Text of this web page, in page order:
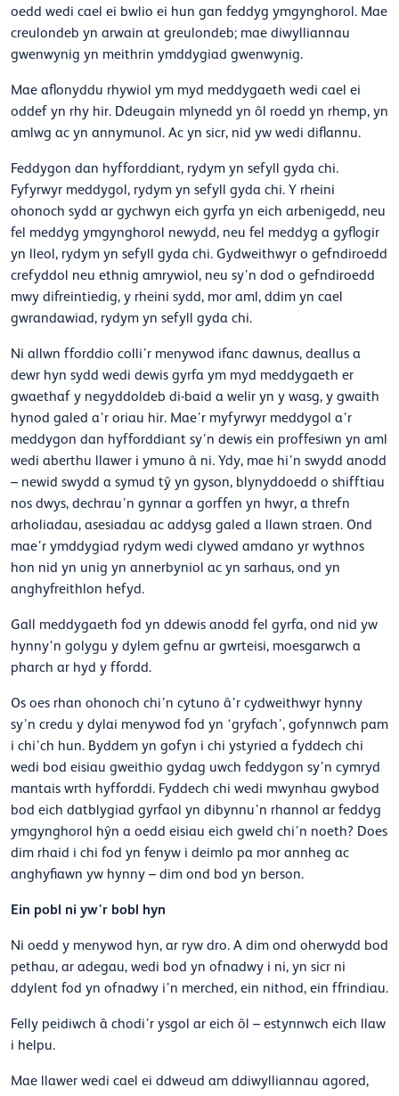
oedd wedi cael ei bwlio ei hun gan feddyg ymgynghorol. Mae
creulondeb yn arwain at greulondeb; mae diwylliannau
gwenwynig yn meithrin ymddygiad gwenwynig.
Mae aflonyddu rhywiol ym myd meddygaeth wedi cael ei
oddef yn rhy hir. Ddeugain mlynedd yn ôl roedd yn rhemp, yn
amlwg ac yn annymunol. Ac yn sicr, nid yw wedi diflannu.
Feddygon dan hyfforddiant, rydym yn sefyll gyda chi.
Fyfyrwyr meddygol, rydym yn sefyll gyda chi. Y rheini
ohonoch sydd ar gychwyn eich gyrfa yn eich arbenigedd, neu
fel meddyg ymgynghorol newydd, neu fel meddyg a gyflogir
yn lleol, rydym yn sefyll gyda chi. Gydweithwyr o gefndiroedd
crefyddol neu ethnig amrywiol, neu sy’n dod o gefndiroedd
mwy difreintiedig, y rheini sydd, mor aml, ddim yn cael
gwrandawiad, rydym yn sefyll gyda chi.
Ni allwn fforddio colli’r menywod ifanc dawnus, deallus a
dewr hyn sydd wedi dewis gyrfa ym myd meddygaeth er
gwaethaf y negyddoldeb di-baid a welir yn y wasg, y gwaith
hynod galed a’r oriau hir. Mae’r myfyrwyr meddygol a’r
meddygon dan hyfforddiant sy’n dewis ein proffesiwn yn aml
wedi aberthu llawer i ymuno â ni. Ydy, mae hi’n swydd anodd
– newid swydd a symud tŷ yn gyson, blynyddoedd o shifftiau
nos dwys, dechrau’n gynnar a gorffen yn hwyr, a threfn
arholiadau, asesiadau ac addysg galed a llawn straen. Ond
mae’r ymddygiad rydym wedi clywed amdano yr wythnos
hon nid yn unig yn annerbyniol ac yn sarhaus, ond yn
anghyfreithlon hefyd.
Gall meddygaeth fod yn ddewis anodd fel gyrfa, ond nid yw
hynny'n golygu y dylem gefnu ar gwrteisi, moesgarwch a
pharch ar hyd y ffordd.
Os oes rhan ohonoch chi’n cytuno â’r cydweithwyr hynny
sy’n credu y dylai menywod fod yn ‘gryfach’, gofynnwch pam
i chi’ch hun. Byddem yn gofyn i chi ystyried a fyddech chi
wedi bod eisiau gweithio gydag uwch feddygon sy’n cymryd
mantais wrth hyfforddi. Fyddech chi wedi mwynhau gwybod
bod eich datblygiad gyrfaol yn dibynnu’n rhannol ar feddyg
ymgynghorol hŷn a oedd eisiau eich gweld chi’n noeth? Does
dim rhaid i chi fod yn fenyw i deimlo pa mor annheg ac
anghyfiawn yw hynny – dim ond bod yn berson.
Ein pobl ni yw'r bobl hyn
Ni oedd y menywod hyn, ar ryw dro. A dim ond oherwydd bod
pethau, ar adegau, wedi bod yn ofnadwy i ni, yn sicr ni
ddylent fod yn ofnadwy i’n merched, ein nithod, ein ffrindiau.
Felly peidiwch â chodi’r ysgol ar eich ôl – estynnwch eich llaw
i helpu.
Mae llawer wedi cael ei ddweud am ddiwylliannau agored,